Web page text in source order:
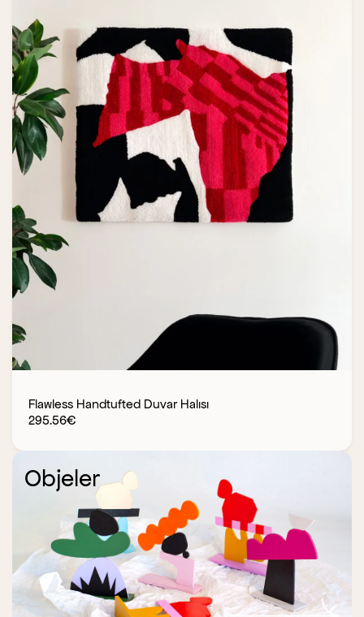
Flawless Handtufted Duvar Halısı
295.56€
Objeler